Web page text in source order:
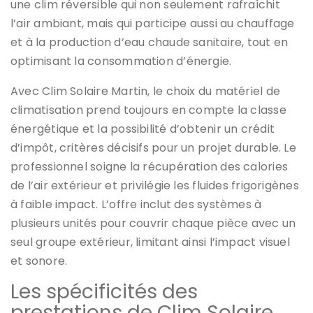
une clim réversible qui non seulement rafraîchit
l’air ambiant, mais qui participe aussi au chauffage
et à la production d’eau chaude sanitaire, tout en
optimisant la consommation d’énergie.
Avec Clim Solaire Martin, le choix du matériel de
climatisation prend toujours en compte la classe
énergétique et la possibilité d’obtenir un crédit
d’impôt, critères décisifs pour un projet durable. Le
professionnel soigne la récupération des calories
de l’air extérieur et privilégie les fluides frigorigènes
à faible impact. L’offre inclut des systèmes à
plusieurs unités pour couvrir chaque pièce avec un
seul groupe extérieur, limitant ainsi l’impact visuel
et sonore.
Les spécificités des